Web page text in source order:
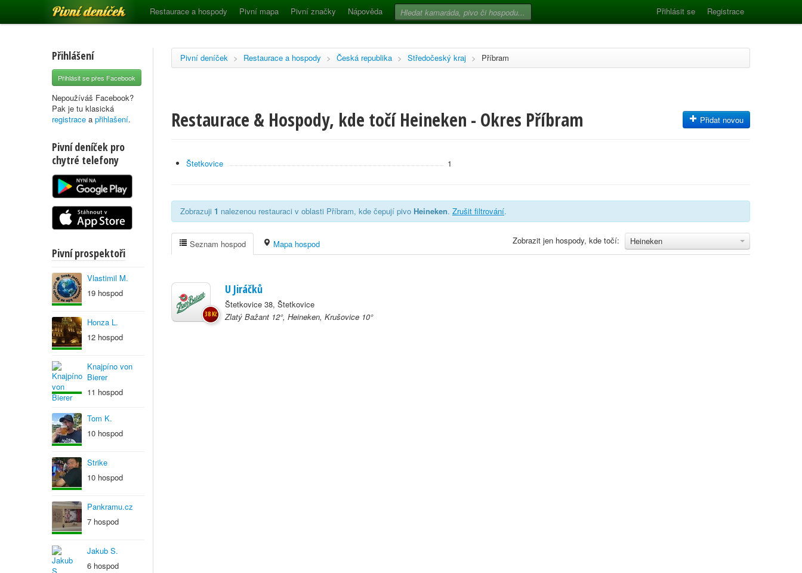
Pivní deníček Restaurace a hospody Pivní mapa Pivní značky Nápověda Přihlásit se Registrace
Přihlášení
Přihlásit se přes Facebook
Nepoužíváš Facebook?
Pak je tu klasická
registrace a přihlašení.
Pivní deníček pro
chytré telefony
Pivní prospektoři
Vlastimil M.
19 hospod
Honza L.
12 hospod
Knajpíno von
Bierer
11 hospod
Tom K.
10 hospod
Strike
10 hospod
Pankramu.cz
7 hospod
Jakub S.
6 hospod
Pivní deníček > Restaurace a hospody > Česká republika > Středočeský kraj > Příbram
Restaurace & Hospody, kde točí Heineken - Okres Příbram Přidat novou
Štetkovice 1
Zobrazuji 1 nalezenou restauraci v oblasti Příbram, kde čepují pivo Heineken. Zrušit filtrování.
Heineken
Zobrazit jen hospody, kde točí:
Seznam hospod Mapa hospod
U Jiráčků
Štetkovice 38, Štetkovice
Zlatý Bažant 12°, Heineken, Krušovice 10°
38 Kč